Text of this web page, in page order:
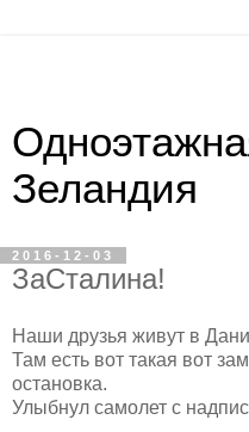
Зеландия
2016-12-03
ЗаСталина!
Наши друзья живут в
Там есть вот такая вот
остановка.
Улыбнул самолет с